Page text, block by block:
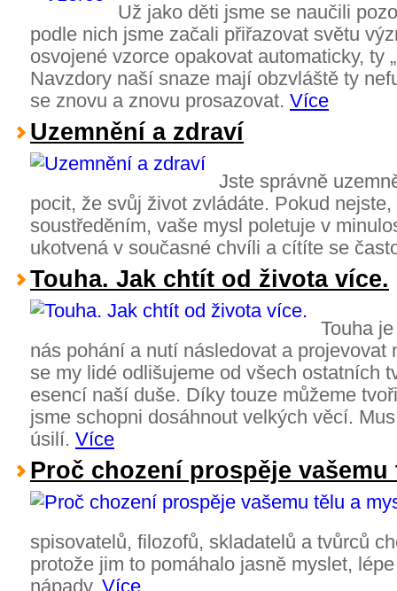
Už jako děti jsme se naučili
podle nich jsme začali přiřazovat světu
osvojené vzorce opakovat automaticky, ty
Navzdory naší snaze mají obzvláště ty
se znovu a znovu prosazovat. Více
Uzemnění a zdraví
Jste správně
pocit, že svůj život zvládáte. Pokud
soustředěním, vaše mysl poletuje v
ukotvená v současné chvíli a cítíte se
Touha. Jak chtít od života více.
Touha
nás pohání a nutí následovat a projevovat
se my lidé odlišujeme od všech ostatních
esencí naší duše. Díky touze můžeme
jsme schopni dosáhnout velkých věcí.
úsilí. Více
Proč chození prospěje
spisovatelů, filozofů, skladatelů a tvůrců
protože jim to pomáhalo jasně myslet,
nápady. Více